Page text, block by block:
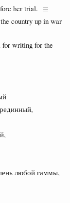
her trial.
country up in war
for writing for the
любой гаммы,